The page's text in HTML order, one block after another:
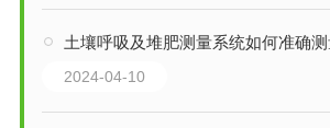
土壤呼吸及堆肥测量系统如何准确测
2024-04-10